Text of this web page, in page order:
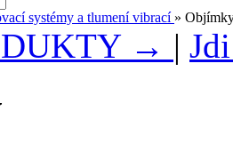
systémy a tlumení vibrací »
→ |